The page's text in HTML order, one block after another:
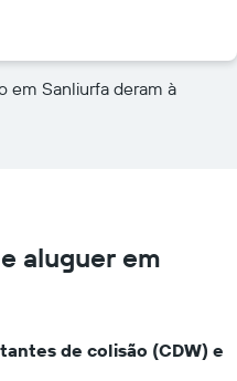
em Sanliurfa deram à
aluguer em
de colisão (CDW) e